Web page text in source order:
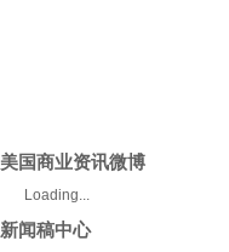
美国商业资讯微博
Loading...
新闻稿中心